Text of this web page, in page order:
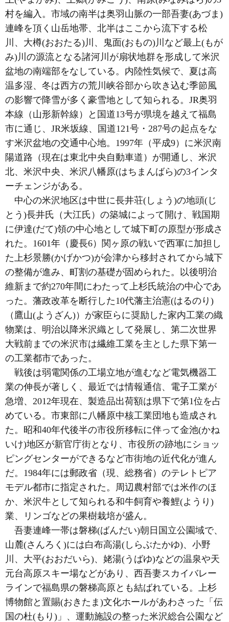
村を編入。市域の南半は奥羽山脈の一部吾妻(あづま)
連峰を頂く山岳地帯、北半はここから流下する松
川、大樽(おおたる)川、鬼面(おもの)川など最上(もが
み)川の源流となる諸河川が扇状地群を形成して米沢
盆地の南端部をなしている。内陸性気候で、夏は高
温多湿、冬は西方の荒川峡谷部から吹き込む季節風
の影響で降雪が多く豪雪地として知られる。JR奥羽
本線（山形新幹線）と国道13号が県境を越えて福島
市に通じ、JR米坂線、国道121号・287号の起点をな
す米沢盆地の交通中心地。1997年（平成9）に米沢南
陽道路（現在は東北中央自動車道）が開通し、米沢
北、米沢中央、米沢八幡原(はちまんばら)の3インタ
ーチェンジがある。
中心の米沢地区は中世に長井荘(しょう)の地頭(じ
とう)長井氏（大江氏）の築城によって開け、戦国期
に伊達(だて)領の中心地として城下町の原型が形成さ
れた。1601年（慶長6）関ヶ原の戦いで西軍に加担し
た上杉景勝(かげかつ)が会津から移封されてから城下
の整備が進み、町割の基礎が固められた。以後明治
維新まで約270年間にわたって上杉氏統治の中心であ
った。藩政改革を断行した10代藩主治憲(はるのり)
（鷹山(ようざん)）が家臣らに奨励した家内工業の織
物業は、明治以降米沢織として発展し、第二次世界
大戦前までの米沢市は繊維工業を主とした県下第一
の工業都市であった。
戦後は弱電関係の工場立地が進むなど電気機器工
業の伸長が著しく、最近では情報通信、電子工業が
急増、2012年現在、製造品出荷額は県下で第1位を占
めている。市東部に八幡原中核工業団地も造成され
た。昭和40年代後半の市役所移転に伴って金池(かね
いけ)地区が新官庁街となり、市役所の跡地にショッ
ピングセンターができるなど市街地の近代化が進ん
だ。1984年には郵政省（現、総務省）のテレトピア
モデル都市に指定された。周辺農村部では米作のほ
か、米沢牛として知られる和牛飼育や養鯉(ようり)
業、リンゴなどの果樹栽培が盛ん。
吾妻連峰一帯は磐梯(ばんだい)朝日国立公園域で、
山麓(さんろく)には白布高湯(しらぶたかゆ)、小野
川、大平(おおだいら)、姥湯(うばゆ)などの温泉や天
元台高原スキー場などがあり、西吾妻スカイバレー
ラインで福島県の磐梯高原とも結ばれている。上杉
博物館と置賜(おきたま)文化ホールがあわさった「伝
国の杜(もり)」、運動施設の整った米沢総合公園など